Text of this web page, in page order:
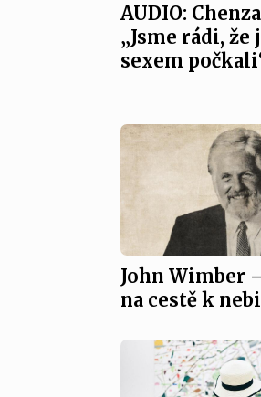
AUDIO:
„Jsme rádi, že
sexem
John Wimber
na cestě k nebi